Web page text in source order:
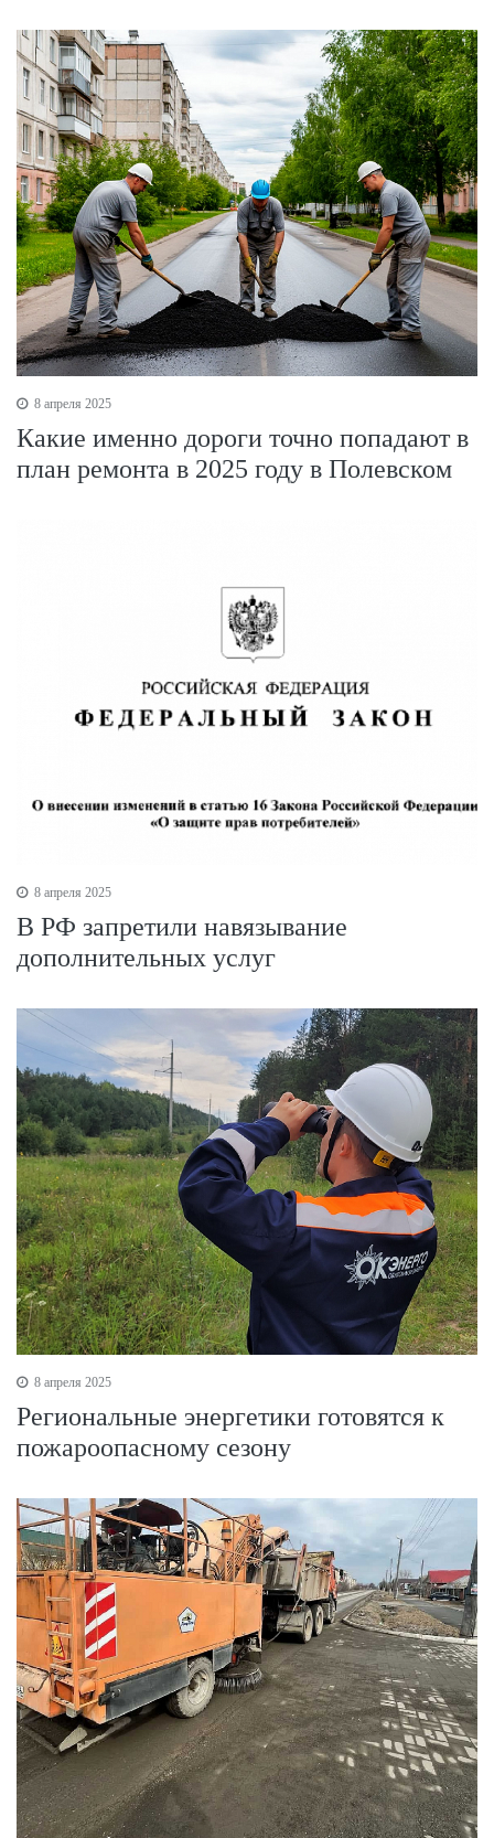
8 апреля 2025
Какие именно дороги точно попадают в
план ремонта в 2025 году в Полевском
8 апреля 2025
В РФ запретили навязывание
дополнительных услуг
8 апреля 2025
Региональные энергетики готовятся к
пожароопасному сезону